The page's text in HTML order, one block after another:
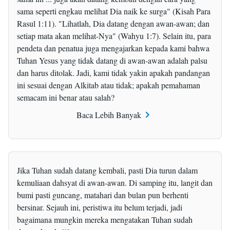
Tomas. Jadi apa yang dapat kita lihat dari sini? Ia
tetaplah Tuhan Yesus yang sama setelah
kebangkitan-Nya. Esensi-Nya tidak berubah.
Keragu-raguan Tomas bukan hal yang baru muncul,
tetapi memang sudah menjadi sifatnya dari sejak Ia
mengikuti Tuhan Yesus, tetapi Ia adalah Tuhan
Yesus yang telah bangkit dari kematian dan telah
semula, dengan watak-Nya yang semula, dan
dengan pemahaman-Nya akan umat manusia dari
ketika Ia masih berada dalam daging, sehingga Ia
mencari Tomas terlebih dahulu, demi membiarkan
Tomas menyentuh lambung-Nya, tidak hanya
membiarkannya melihat tubuh spiritual-Nya setelah
sama seperti engkau melihat Dia naik ke surga" (Kisah Para
Rasul 1:11). "Lihatlah, Dia datang dengan awan-awan; dan
setiap mata akan melihat-Nya" (Wahyu 1:7). Selain itu, para
pendeta dan penatua juga mengajarkan kepada kami bahwa
Tuhan Yesus yang tidak datang di awan-awan adalah palsu
dan harus ditolak. Jadi, kami tidak yakin apakah pandangan
ini sesuai dengan Alkitab atau tidak; apakah pemahaman
semacam ini benar atau salah?
Baca Lebih Banyak
Jika Tuhan sudah datang kembali, pasti Dia turun dalam
kemuliaan dahsyat di awan-awan. Di samping itu, langit dan
bumi pasti guncang, matahari dan bulan pun berhenti
bersinar. Sejauh ini, peristiwa itu belum terjadi, jadi
bagaimana mungkin mereka mengatakan Tuhan sudah